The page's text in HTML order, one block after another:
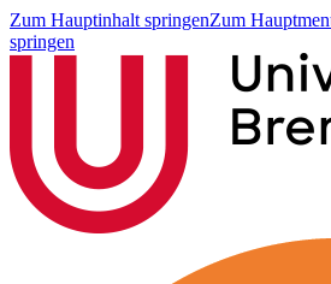
Zum Hauptinhalt springenZum
springen